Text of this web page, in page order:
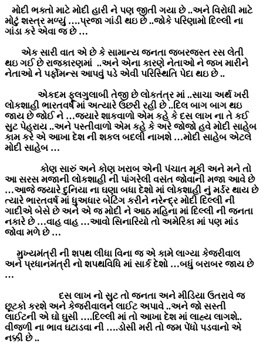
મોદી ભક્તો માટે મોદી હારી ને પણ જીતી ગયા છે ..અને વિરોધી માટે
મોટું શસ્ત્ર મળ્યું ….પ્રજા ગાંડી થઇ છે ..જોકે પરિણામો દિલ્લી ના
ગાંડા કરે એવા જ છે …
એક સારી વાત એ છે કે સામાન્ય જનતા જબરજસ્ત રસ લેતી
થઇ ગઈ છે રાજકારણમાં ..અને એના કારણે નેતાઓ ને જખ મારીને
નેતાઓ ને પર્ફોમન્સ આપવું પડે એવી પરિસ્થિતિ પેદા થઇ છે ..
એકદમ ફૂલગુલાબી તેજી છે લોકતંત્ર માં ..સાચા અર્થ ખરી
લોકશાહી ભારતવર્ષ માં અત્યારે ઉછરી રહી છે ..દિલ બાગ બાગ થઇ
જાય છે જોઈ ને …જયારે શાકવાળો એમ કહે કે દસ લાખ ના તે કઈ
સુટ પેહરાય ..અને પસ્તીવાળો એમ કહે કે અરે જોજો હવે મોદી સાહેબ
કામ કરે એ આખા દેશ ની શકલ બદલી નાખશે …મોદી સાહેબ એટલે
મોદી સાહેબ …
કોણ સારું અને કોણ ખરાબ એની પંચાત મૂકી અને મને તો
આ સરસ મજાની લોકશાહી ની પાંગરેલી વસંત જોવાની મજા આવે છે
…આજે જયારે દુનિયા ના ઘણા બધા દેશો માં લોકશાહી નું મર્ડર થાય છે
ત્યારે ભારતવર્ષ માં ધુઅધાર બેટિંગ કરીને નરેન્દ્ર મોદી દિલ્લી ની
ગાદીએ બેસે છે અને એ જ મોદી ને આઠ મહિના માં દિલ્લી ની જનતા
નકારે છે …વાહ વાહ …આવો સિનારિયો તો અમેરિકા માં પણ માંડ
જોવા મળે છે …
મુખ્યમંત્રી ની શપથ લીધા વિના જ એ કામે લાગ્યા કેજરીવાલ
અને પ્રધાનમંત્રી નો શપથવિધિ માં સાર્ક દેશો …બધું બરાબર જાય છે
…
દસ લાખ નો સુટ તો જનતા અને મીડિયા ઉતરાવે જ
છૂટકો કરશે અને કેજરીવાલને લાઈટ અપાવે ..અને જો સસ્તી
લાઈટની એ ઘો ઘુસી ….દિલ્લી માં તો આખા દેશ માં લાહ્ય લાગશે..
વીજળી ના ભાવ ઘટાડવા ની ….ડોસી મરી તો જમ પેંધો પડવાનો એ
નક્કી છે ..